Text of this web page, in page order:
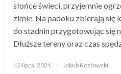
słońce świeci, przyjemnie
zimie. Na padoku zbierają się
do stadnin przygotowując się
Dłuższe tereny oraz czas
Opublikowane
12 lipca, 2021 Jakub Kozłowski